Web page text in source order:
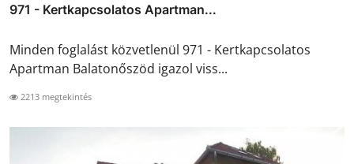
971 - Kertkapcsolatos Apartman...
Minden foglalást közvetlenül 971 - Kertkapcsolatos
Apartman Balatonőszöd igazol viss...
2213 megtekintés